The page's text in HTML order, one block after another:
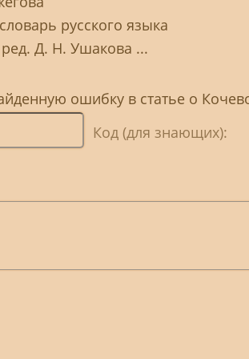
русского языка
Д. Н. Ушакова ...
ошибку в статье о
Код (для знающих):